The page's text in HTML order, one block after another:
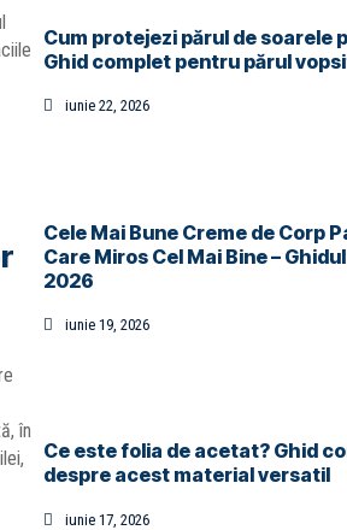
în
Cum protejezi părul de soarele
Ghid complet pentru părul
iunie 22, 2026
Cele Mai Bune Creme de Corp
Care Miros Cel Mai Bine –
2026
iunie 19, 2026
Ce este folia de acetat? Ghid
despre acest material versatil
iunie 17, 2026